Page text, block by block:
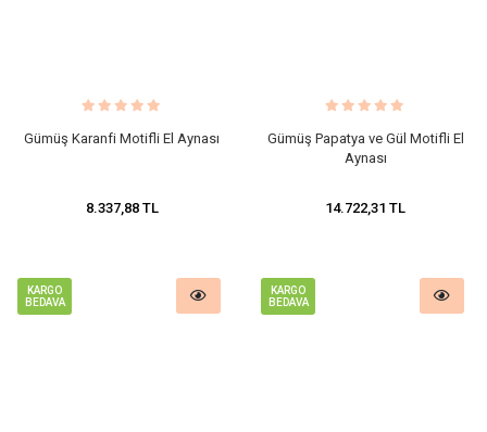
Gümüş Karanfi Motifli El Aynası
8.337,88 TL
Gümüş Papatya ve Gül Motifli El
Aynası
14.722,31 TL
KARGO
BEDAVA
KARGO
BEDAVA